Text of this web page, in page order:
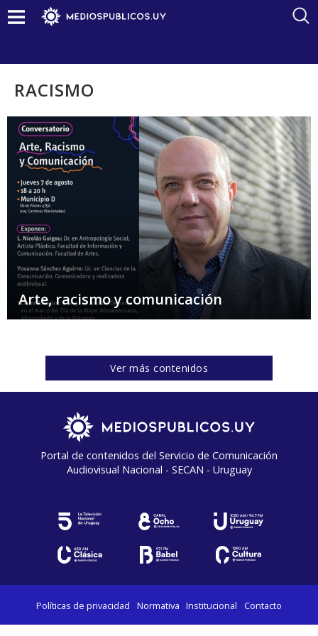
RACISMO
Arte, racismo y comunicación
Ver más contenidos
Portal de contenidos del Servicio de Comunicación
Audiovisual Nacional - SECAN - Uruguay
Políticas de privacidad Normativa Institucional Contacto